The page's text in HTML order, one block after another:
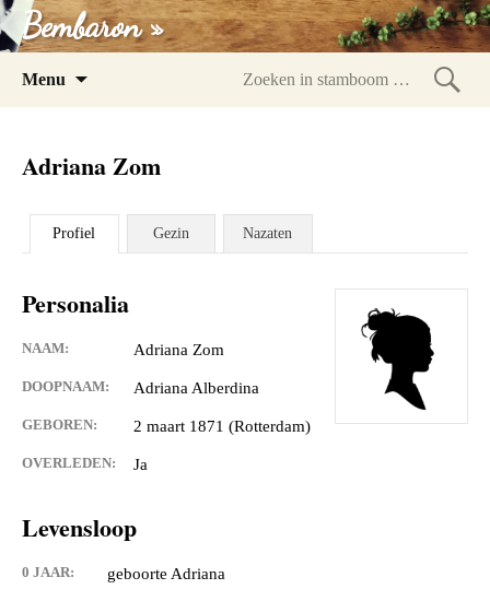
Bembaron »
Menu
Adriana Zom
Profiel Gezin Nazaten
Personalia
NAAM: Adriana Zom
DOOPNAAM: Adriana Alberdina
GEBOREN: 2 maart 1871 (Rotterdam)
OVERLEDEN: Ja
Levensloop
0 JAAR: geboorte Adriana